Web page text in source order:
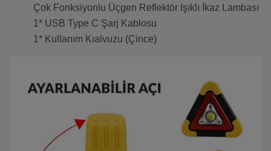
Çok Fonksiyonlu Üçgen Reflektör Işıklı İkaz Lambası
1* USB Type C Şarj Kablosu
1* Kullanım Kıalvuzu (Çince)